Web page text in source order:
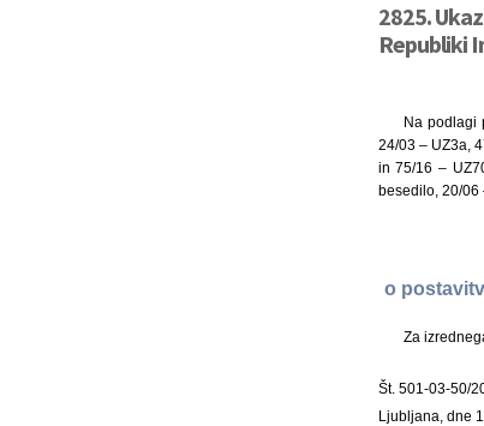
2825.
Republiki
Na podlagi
24/03 – UZ3a,
in 75/16 –
besedilo, 20/06
o
Za
Št. 501-03-50/
Ljubljana, dne